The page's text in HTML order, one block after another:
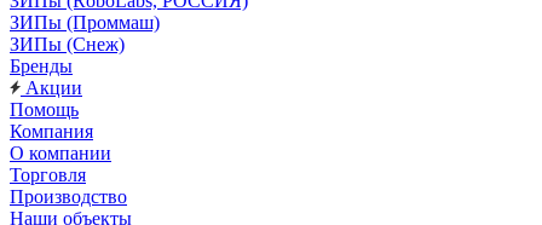
ЗИПы (Проммаш)
ЗИПы (Снеж)
Бренды
Акции
Помощь
Компания
О компании
Торговля
Производство
Наши объекты